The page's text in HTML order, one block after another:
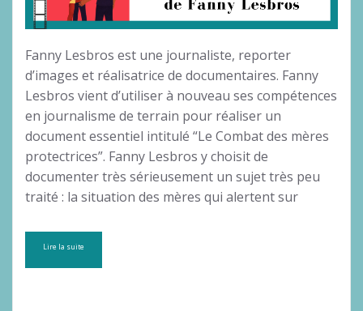
Fanny Lesbros est une journaliste, reporter
d’images et réalisatrice de documentaires. Fanny
Lesbros vient d’utiliser à nouveau ses compétences
en journalisme de terrain pour réaliser un
document essentiel intitulé “Le Combat des mères
protectrices”. Fanny Lesbros y choisit de
documenter très sérieusement un sujet très peu
traité : la situation des mères qui alertent sur
Lire la suite